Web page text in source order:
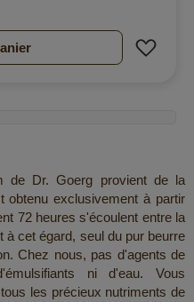
de Dr. Goerg provient de la
obtenu exclusivement à partir
72 heures s'écoulent entre la
à cet égard, seul du pur beurre
Chez nous, pas d'agents de
ni d'eau. Vous
les précieux nutriments de